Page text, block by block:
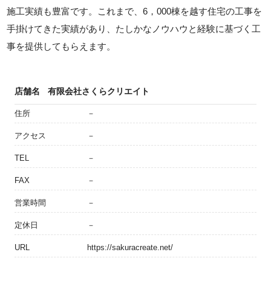
施工実績も豊富です。これまで、6，000棟を越す住宅の工事を
手掛けてきた実績があり、たしかなノウハウと経験に基づく工
事を提供してもらえます。
店舗名 有限会社さくらクリエイト
住所 －
アクセス －
TEL －
FAX －
営業時間 －
定休日 －
URL https://sakuracreate.net/